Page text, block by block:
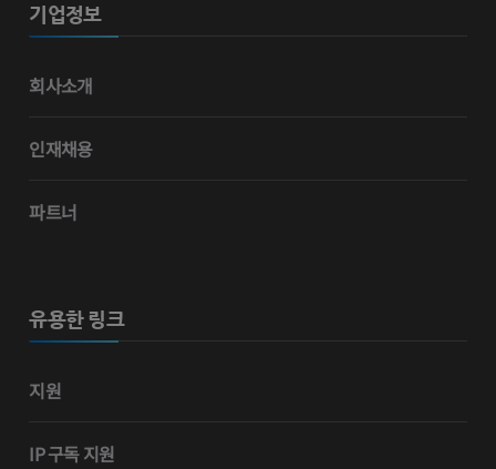
기업정보
회사소개
인재채용
파트너
유용한 링크
지원
IP 구독 지원